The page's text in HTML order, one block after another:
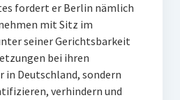
fordert er Berlin nämlich
mit Sitz im
seiner Gerichtsbarkeit
bei ihren
Deutschland, sondern
verhindern und